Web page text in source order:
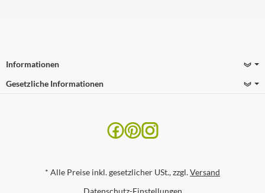
Informationen
Gesetzliche Informationen
* Alle Preise inkl. gesetzlicher USt., zzgl.Versand
Datenschutz-Einstellungen